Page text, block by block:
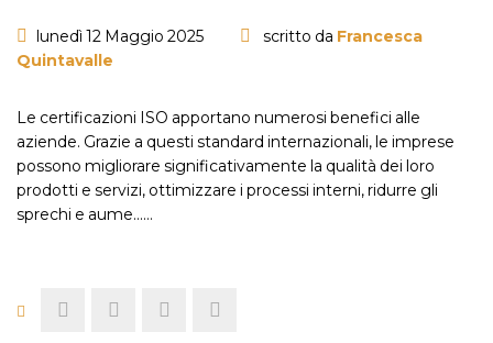
lunedì 12 Maggio 2025 scritto da Francesca
Quintavalle
Le certificazioni ISO apportano numerosi benefici alle
aziende. Grazie a questi standard internazionali, le imprese
possono migliorare significativamente la qualità dei loro
prodotti e servizi, ottimizzare i processi interni, ridurre gli
sprechi e aume...…